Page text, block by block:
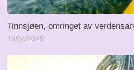
Tinnsjøen, omringet av
19/04/2025